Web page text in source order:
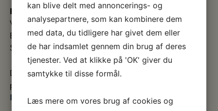
Pris: Almindelig entré
Voksne: 90 kr.
Børn u. 18 år: 0 kr.
Studerende: 70 kr.
Der er et begrænset antal billetter – vil du sikre dig en
plads, så køb en billet!
Køb billet her
kan blive delt med annoncerings- og
analysepartnere, som kan kombinere dem
med data, du tidligere har givet dem eller
de har indsamlet gennem din brug af deres
tjenester. Ved at klikke på 'OK' giver du
samtykke til disse formål.
Læs mere om vores brug af cookies og